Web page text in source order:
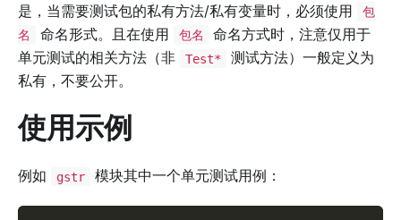
是，当需要测试包的私有方法/私有变量时，必须使用
包
名
命名形式。且在使用 包名
命名方式时，注意仅用于
单元测试的相关方法（非
Test*
测试方法）一般定义为
私有，不要公开。
使用示例
例如 gstr 模块其中一个单元测试用例：